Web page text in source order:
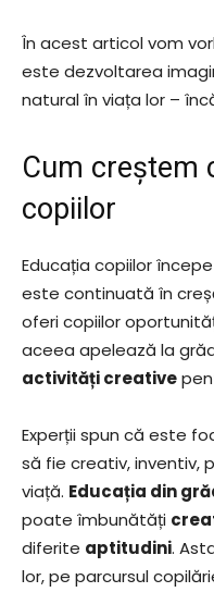
În acest articol vom
este dezvoltarea
natural în viața lor –
Cum creștem
copiilor
Educația copiilor
este continuată în
oferi copiilor
aceea apelează la
activități creative
Experții spun că este
să fie creativ, inventiv,
viață. Educația din
poate îmbunătăți
diferite aptitudini.
lor, pe parcursul